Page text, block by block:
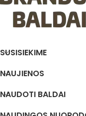
SUSISIEKIME
NAUJIENOS
NAUDOTI BALDAI